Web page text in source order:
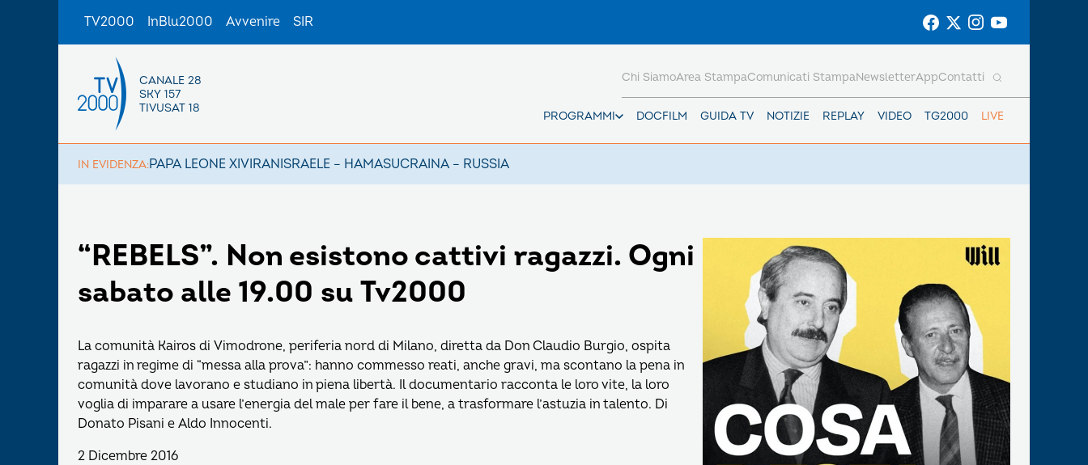
TV2000 InBlu2000 Avvenire SIR
CANALE 28
SKY 157
TIVUSAT 18
PROGRAMMI DOCFILM GUIDA TV NOTIZIE REPLAY VIDEO TG2000 LIVE
Chi SiamoArea StampaComunicati StampaNewsletterAppContatti
IN EVIDENZA:PAPA LEONE XIVIRANISRAELE – HAMASUCRAINA – RUSSIA
“REBELS”. Non esistono cattivi ragazzi. Ogni
sabato alle 19.00 su Tv2000
La comunità Kairos di Vimodrone, periferia nord di Milano, diretta da Don Claudio Burgio, ospita
ragazzi in regime di “messa alla prova”: hanno commesso reati, anche gravi, ma scontano la pena in
comunità dove lavorano e studiano in piena libertà. Il documentario racconta le loro vite, la loro
voglia di imparare a usare l’energia del male per fare il bene, a trasformare l’astuzia in talento. Di
Donato Pisani e Aldo Innocenti.
2 Dicembre 2016